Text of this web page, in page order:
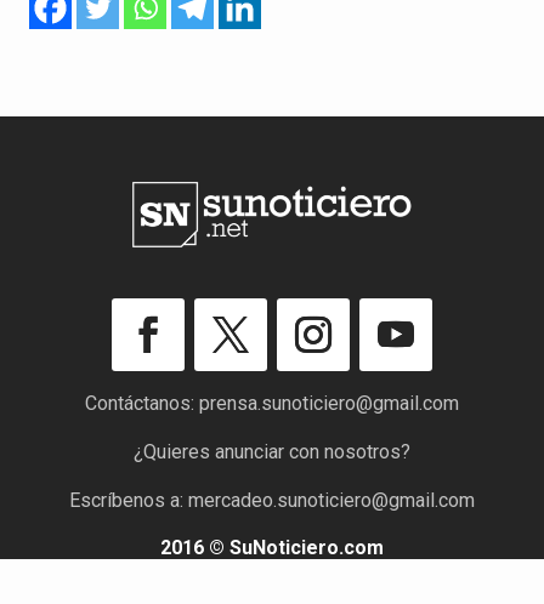
Contáctanos: prensa.sunoticiero@gmail.com
¿Quieres anunciar con nosotros?
Escríbenos a: mercadeo.sunoticiero@gmail.com
2016 © SuNoticiero.com